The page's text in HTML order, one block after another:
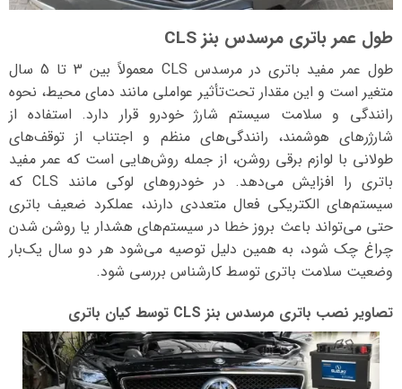
طول عمر باتری مرسدس بنز CLS
طول عمر مفید باتری در مرسدس CLS معمولاً بین 3 تا 5 سال
متغیر است و این مقدار تحت‌تأثیر عواملی مانند دمای محیط، نحوه
رانندگی و سلامت سیستم شارژ خودرو قرار دارد. استفاده از
شارژرهای هوشمند، رانندگی‌های منظم و اجتناب از توقف‌های
طولانی با لوازم برقی روشن، از جمله روش‌هایی است که عمر مفید
باتری را افزایش می‌دهد. در خودروهای لوکی مانند CLS که
سیستم‌های الکتریکی فعال متعددی دارند، عملکرد ضعیف باتری
حتی می‌تواند باعث بروز خطا در سیستم‌های هشدار یا روشن شدن
چراغ چک شود، به همین دلیل توصیه می‌شود هر دو سال یک‌بار
وضعیت سلامت باتری توسط کارشناس بررسی شود.
تصاویر نصب باتری مرسدس بنز CLS توسط کیان باتری